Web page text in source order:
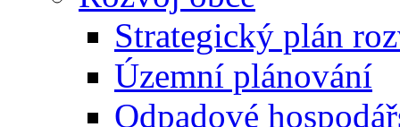
Strategický plán
Územní plánování
Odpadové